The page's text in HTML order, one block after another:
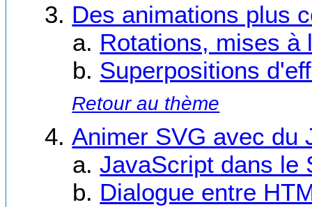
Des animations plus
Rotations, mises à
Superpositions
Retour au thème
Animer SVG avec du
JavaScript dans le
Dialogue entre